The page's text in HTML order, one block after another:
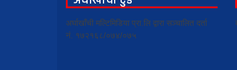
अर्घाखाँची मल्टिमिडिया प्रा.लि द्वारा सञ्चालित दर्ता
नं. १७२१६८/०७४/०७५